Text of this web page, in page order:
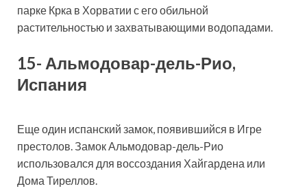
парке Крка в Хорватии с его обильной
растительностью и захватывающими водопадами.
15- Альмодовар-дель-Рио,
Испания
Еще один испанский замок, появившийся в Игре
престолов. Замок Альмодовар-дель-Рио
использовался для воссоздания Хайгардена или
Дома Тиреллов.